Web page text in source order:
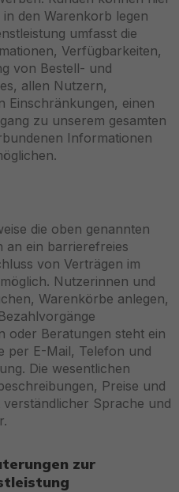
den Warenkorb legen
umfasst die
Verfügbarkeiten,
von Bestell- und
allen Nutzern,
Einschränkungen, einen
zu unserem gesamten
Informationen
die oben genannten
an ein barrierefreies
von Verträgen im
Nutzerinnen und
Warenkörbe anlegen,
oder Beratungen steht ein
per E-Mail, Telefon und
Die wesentlichen
Preise und
Sprache und
zur